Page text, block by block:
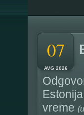
07
AVG 2026
vreme